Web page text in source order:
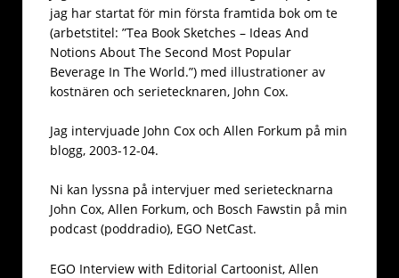
jag har startat för min första framtida bok om te
(arbetstitel: ”Tea Book Sketches – Ideas And
Notions About The Second Most Popular
Beverage In The World.”) med illustrationer av
kostnären och serietecknaren, John Cox.
Jag intervjuade John Cox och Allen Forkum på min
blogg, 2003-12-04.
Ni kan lyssna på intervjuer med serietecknarna
John Cox, Allen Forkum, och Bosch Fawstin på min
podcast (poddradio), EGO NetCast.
EGO Interview with Editorial Cartoonist, Allen